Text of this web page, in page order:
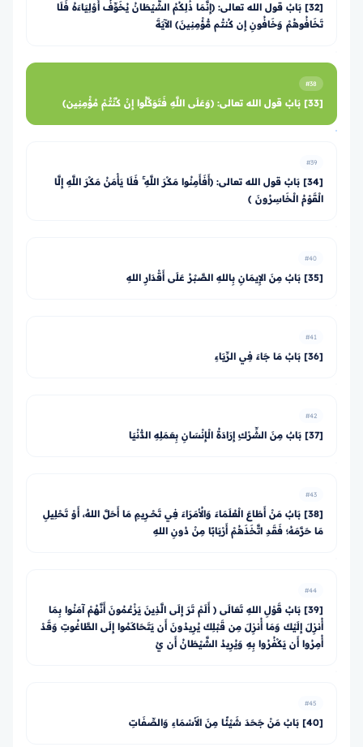
[32] بَابُ قول الله تعالى: ﴿إِنَّمَا ذَٰلِكُمُ الشَّيْطَانُ يُخَوِّفُ أَوْلِيَاءَهُ فَلَا
تَخَافُوهُمْ وَخَافُونِ إِن كُنتُم مُّؤْمِنِينَ﴾ الآيَةَ
#38
[33] بَابُ قول الله تعالى: ﴿وَعَلَى اللَّهِ فَتَوَكَّلُوا إِنْ كُنْتُمْ مُؤْمِنِين﴾
#39
[34] بَابُ قول الله تعالى: ﴿أَفَأَمِنُوا مَكْرَ اللَّهِ ۚ فَلَا يَأْمَنُ مَكْرَ اللَّهِ إِلَّا
الْقَوْمُ الْخَاسِرُونَ ﴾
#40
[35] بَابٌ مِنَ الإِيمَانِ بِاللهِ الصَّبْرُ عَلَى أَقْدَارِ اللهِ
#41
[36] بَابُ مَا جَاءَ فِي الرِّيَاءِ
#42
[37] بَابٌ مِنَ الشِّرْكِ إِرَادَةُ الْإِنْسَانِ بِعَمَلِهِ الدُّنْيَا
#43
[38] بَابٌ مَنْ أَطَاعَ الْعُلَمَاءَ وَالأُمَرَاءَ فِي تَحْــرِيمِ مَا أَحَلَّ اللهُ، أَوْ تَحْلِيلِ
مَا حَرَّمَهُ؛ فَقَدِ اتَّخَذَهُمْ أَرْبَابًا مِنْ دُونِ اللهِ
#44
[39] بَابُ قَوْلِ اللهِ تَعَالَى ﴿ أَلَمْ تَرَ إِلَى الَّذِينَ يَزْعُمُونَ أَنَّهُمْ آمَنُوا بِمَا
أُنزِلَ إِلَيْكَ وَمَا أُنزِلَ مِن قَبْلِكَ يُرِيدُونَ أَن يَتَحَاكَمُوا إِلَى الطَّاغُوتِ وَقَدْ
أُمِرُوا أَن يَكْفُرُوا بِهِ وَيُرِيدُ الشَّيْطَانُ أَن يُ
#45
[40] بَابُ مَنْ جَحَدَ شَيْئًا مِنَ الأَسْمَاءِ وَالصِّفَاتِ